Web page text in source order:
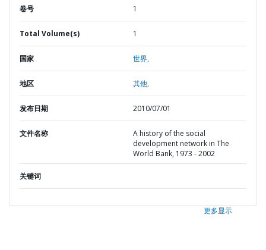
卷号 1
Total Volume(s) 1
国家 世界,
地区 其他,
发布日期 2010/07/01
文件名称
A history of the social
development network in The
World Bank, 1973 - 2002
关键词
更多显示